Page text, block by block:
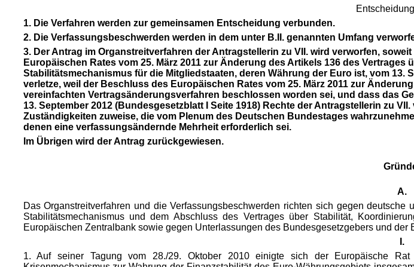
1. Die Verfahren werden zur gemeinsamen Entscheidung verbunden.
2. Die Verfassungsbeschwerden werden in dem unter B.II. genannten Umfang
3. Der Antrag im Organstreitverfahren der Antragstellerin zu VII. wird verworfen,
Europäischen Rates vom 25. März 2011 zur Änderung des Artikels 136 des
Stabilitätsmechanismus für die Mitgliedstaaten, deren Währung der Euro ist, vom 13.
verletze, weil der Beschluss des Europäischen Rates vom 25. März 2011 zur
vereinfachten Vertragsänderungsverfahren beschlossen worden sei, und dass das
13. September 2012 (Bundesgesetzblatt I Seite 1918) Rechte der Antragstellerin zu
Zuständigkeiten zuweise, die vom Plenum des Deutschen Bundestages
denen eine verfassungsändernde Mehrheit erforderlich sei.
Im Übrigen wird der Antrag zurückgewiesen.
A.
Das Organstreitverfahren und die Verfassungsbeschwerden richten sich gegen
Stabilitätsmechanismus und dem Abschluss des Vertrages über Stabilität,
Europäischen Zentralbank sowie gegen Unterlassungen des Bundesgesetzgebers und
I.
1. Auf seiner Tagung vom 28./29. Oktober 2010 einigte sich der Europäische